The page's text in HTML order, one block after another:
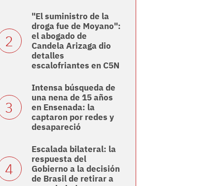
"El suministro de la
droga fue de Moyano":
el abogado de
Candela Arizaga dio
detalles
escalofriantes en C5N
Intensa búsqueda de
una nena de 15 años
en Ensenada: la
captaron por redes y
desapareció
Escalada bilateral: la
respuesta del
Gobierno a la decisión
de Brasil de retirar a